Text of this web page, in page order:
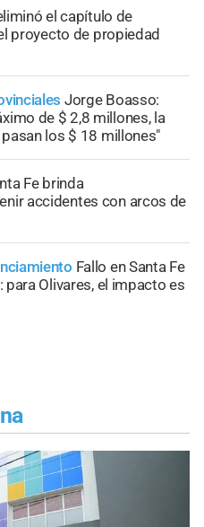
el capítulo de
proyecto de propiedad
Jorge Boasso:
de $ 2,8 millones, la
los $ 18 millones"
Fe brinda
accidentes con arcos de
Fallo en Santa Fe
Olivares, el impacto es